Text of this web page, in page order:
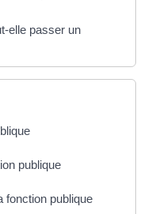
elle passer un
publique
fonction publique